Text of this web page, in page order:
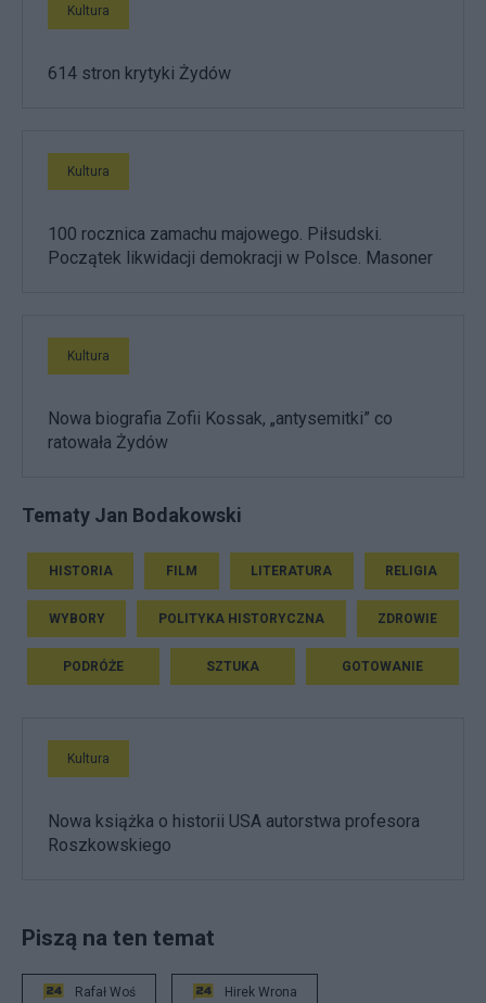
Kultura
614 stron krytyki Żydów
Kultura
100 rocznica zamachu majowego. Piłsudski.
Początek likwidacji demokracji w Polsce. Masoner
Kultura
Nowa biografia Zofii Kossak, „antysemitki” co
ratowała Żydów
Tematy Jan Bodakowski
HISTORIA FILM LITERATURA RELIGIA
WYBORY POLITYKA HISTORYCZNA ZDROWIE
PODRÓŻE SZTUKA GOTOWANIE
Kultura
Nowa książka o historii USA autorstwa profesora
Roszkowskiego
Piszą na ten temat
Rafał Woś Hirek Wrona